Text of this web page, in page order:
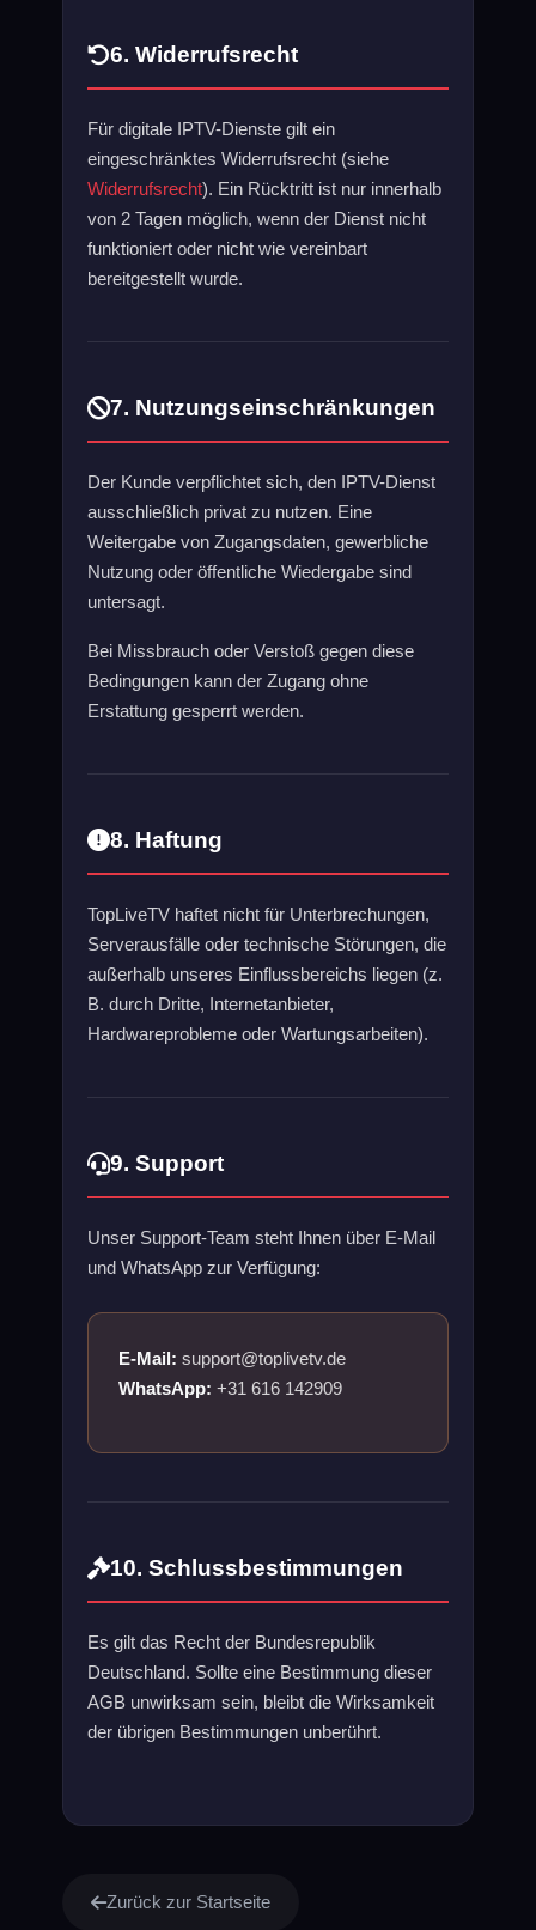
6. Widerrufsrecht
Für digitale IPTV-Dienste gilt ein
eingeschränktes Widerrufsrecht (siehe
Widerrufsrecht). Ein Rücktritt ist nur innerhalb
von 2 Tagen möglich, wenn der Dienst nicht
funktioniert oder nicht wie vereinbart
bereitgestellt wurde.
7. Nutzungseinschränkungen
Der Kunde verpflichtet sich, den IPTV-Dienst
ausschließlich privat zu nutzen. Eine
Weitergabe von Zugangsdaten, gewerbliche
Nutzung oder öffentliche Wiedergabe sind
untersagt.
Bei Missbrauch oder Verstoß gegen diese
Bedingungen kann der Zugang ohne
Erstattung gesperrt werden.
8. Haftung
TopLiveTV haftet nicht für Unterbrechungen,
Serverausfälle oder technische Störungen, die
außerhalb unseres Einflussbereichs liegen (z.
B. durch Dritte, Internetanbieter,
Hardwareprobleme oder Wartungsarbeiten).
9. Support
Unser Support-Team steht Ihnen über E-Mail
und WhatsApp zur Verfügung:
E-Mail: support@toplivetv.de
WhatsApp: +31 616 142909
10. Schlussbestimmungen
Es gilt das Recht der Bundesrepublik
Deutschland. Sollte eine Bestimmung dieser
AGB unwirksam sein, bleibt die Wirksamkeit
der übrigen Bestimmungen unberührt.
Zurück zur Startseite